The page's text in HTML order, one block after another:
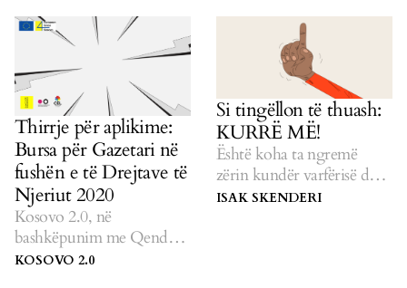
Thirrje për aplikime:
Bursa për Gazetari në
fushën e të Drejtave të
Njeriut 2020
Kosovo 2.0, në
bashkëpunim me Qendrën
Kosovare për Studime
KOSOVO 2.0
Si tingëllon të thuash:
KURRË MË!
Është koha ta ngremë
zërin kundër varfërisë dhe
pabarazisë.
ISAK SKENDERI